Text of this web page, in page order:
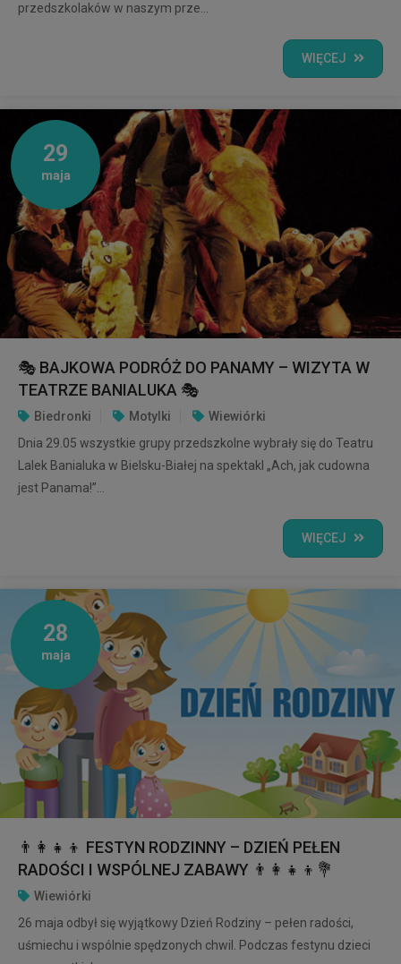
przedszkolaków w naszym prze...
WIĘCEJ
29
maja
🎭 BAJKOWA PODRÓŻ DO PANAMY – WIZYTA W
TEATRZE BANIALUKA 🎭
Biedronki Motylki
Wiewiórki
Dnia 29.05 wszystkie grupy przedszkolne wybrały się do Teatru
Lalek Banialuka w Bielsku-Białej na spektakl „Ach, jak cudowna
jest Panama!”...
WIĘCEJ
28
maja
👨‍👩‍👧‍👦 FESTYN RODZINNY – DZIEŃ PEŁEN
RADOŚCI I WSPÓLNEJ ZABAWY 👨‍👩‍👧‍👦💐
Wiewiórki
26 maja odbył się wyjątkowy Dzień Rodziny – pełen radości,
uśmiechu i wspólnie spędzonych chwil. Podczas festynu dzieci